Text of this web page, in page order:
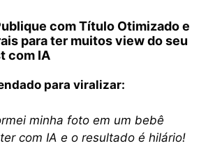
com Título Otimizado e
para ter muitos view do seu
com IA
para viralizar:
minha foto em um bebê
com IA e o resultado é hilário!